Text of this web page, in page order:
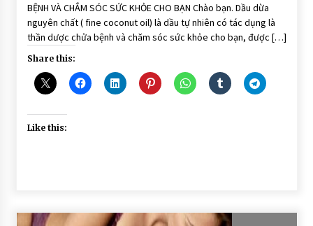
BỆNH VÀ CHẮM SÓC SỨC KHỎE CHO BẠN Chào bạn. Dầu dừa
nguyên chất ( fine coconut oil) là dầu tự nhiên có tác dụng là
thần dược chửa bệnh và chăm sóc sức khỏe cho bạn, được […]
Share this:
Like this: